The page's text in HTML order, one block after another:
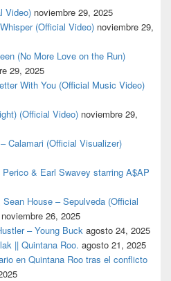
Video) noviembre 29, 2025
(Official Video) noviembre 29,
(No More Love on the Run)
29, 2025
With You (Official Music Video)
(Official Video) noviembre 29,
Calamari (Official Visualizer)
Perico & Earl Swavey starring A$AP
House – Sepulveda (Official
noviembre 26, 2025
– Young Buck agosto 24, 2025
|| Quintana Roo. agosto 21, 2025
en Quintana Roo tras el conflicto